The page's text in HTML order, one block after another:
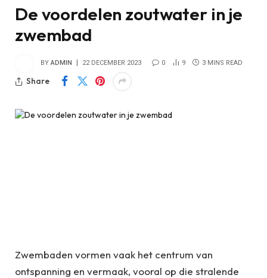
De voordelen zoutwater in je
zwembad
BY ADMIN 22 DECEMBER 2023 0 9 3 MINS READ
Share
Zwembaden vormen vaak het centrum van
ontspanning en vermaak, vooral op die stralende